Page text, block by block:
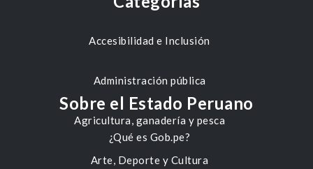
Accesibilidad e Inclusión
Administración pública
Agricultura, ganadería y pesca
Arte, Deporte y Cultura
Sobre el Estado Peruano
¿Qué es Gob.pe?